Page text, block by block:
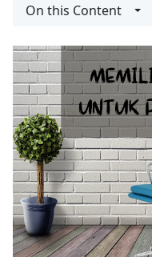
On this Content